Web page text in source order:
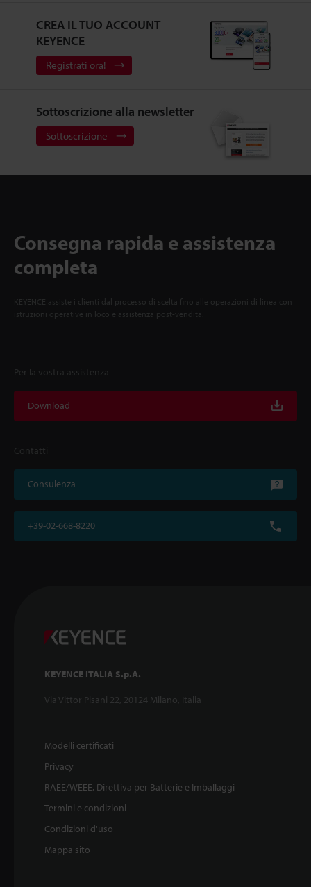
CREA IL TUO ACCOUNT
KEYENCE
Registrati ora!
Sottoscrizione alla newsletter
Sottoscrizione
Consegna rapida e assistenza
completa
KEYENCE assiste i clienti dal processo di scelta fino alle operazioni di linea con
istruzioni operative in loco e assistenza post-vendita.
Per la vostra assistenza
Download
Contatti
Consulenza
+39-02-668-8220
KEYENCE ITALIA S.p.A.
Via Vittor Pisani 22, 20124 Milano, Italia
Modelli certificati
Privacy
RAEE/WEEE, Direttiva per Batterie e Imballaggi
Termini e condizioni
Condizioni d'uso
Mappa sito